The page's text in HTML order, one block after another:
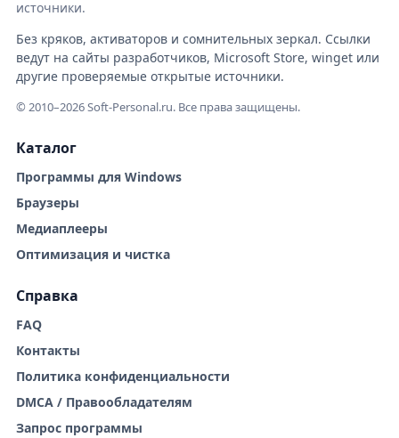
источники.
Без кряков, активаторов и сомнительных зеркал. Ссылки
ведут на сайты разработчиков, Microsoft Store, winget или
другие проверяемые открытые источники.
© 2010–2026 Soft-Personal.ru. Все права защищены.
Каталог
Программы для Windows
Браузеры
Медиаплееры
Оптимизация и чистка
Справка
FAQ
Контакты
Политика конфиденциальности
DMCA / Правообладателям
Запрос программы